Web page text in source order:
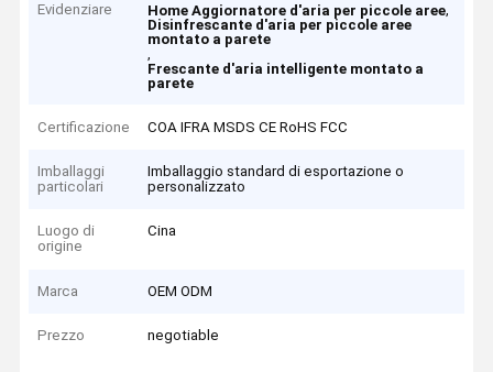
Evidenziare Home Aggiornatore d'aria per piccole aree,
Disinfrescante d'aria per piccole aree
montato a parete
,
Frescante d'aria intelligente montato a
parete
Certificazione COA IFRA MSDS CE RoHS FCC
Imballaggi
particolari
Imballaggio standard di esportazione o
personalizzato
Luogo di
origine
Cina
Marca OEM ODM
Prezzo negotiable